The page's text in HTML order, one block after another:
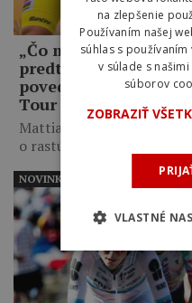
„Čo mám robiť, keď
predtým, a on mi
povedal Jonas
Tour de France
Mattias Skjelmose
o rastúcom
NOVINKY
na zlepšenie
Používaním našej
súhlas s
v súlade s
súborov
ZOBRAZIŤ
VLASTNÉ